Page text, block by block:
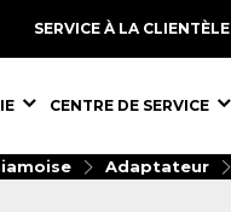
SERVICE À LA CLIENTÈLE
ÉQUIPEMENTS,
CENTRE DE SERVICE
Adaptateur